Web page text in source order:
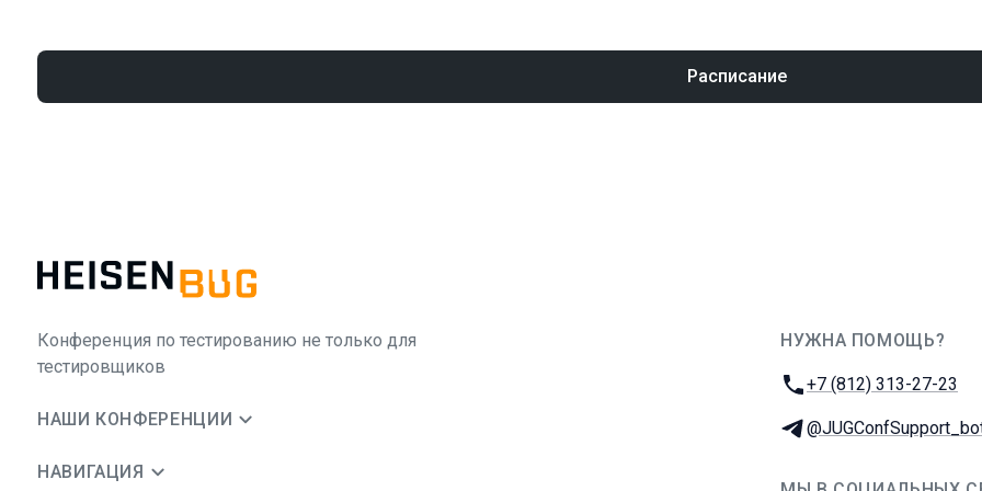
Расписание
Конференция по тестированию не только для
тестировщиков
НАШИ КОНФЕРЕНЦИИ
НАВИГАЦИЯ
НУЖНА ПОМОЩЬ?
Телефон:
+7 (812) 313-27-23
Телеграм: